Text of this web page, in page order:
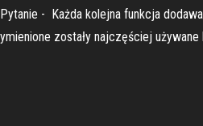
- Każda kolejna funkcja
zostały najczęściej